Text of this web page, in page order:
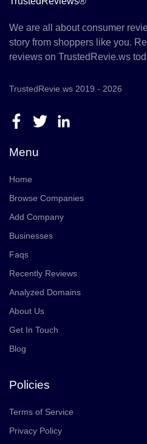
We are all about consumer
story from shoppers like you.
reviews on TrustedRevie.ws
TrustedRevie.ws 2019 - 2026
Menu
Home
Browse Companies
Add Company
Businesses
Faqs
Recently Reviews
Analyzed Domains
About Us
Get In Touch
Blog
Policies
Terms of Service
Privacy Policy